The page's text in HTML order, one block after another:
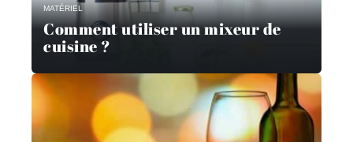
MATÉRIEL
Comment utiliser un mixeur de
cuisine ?